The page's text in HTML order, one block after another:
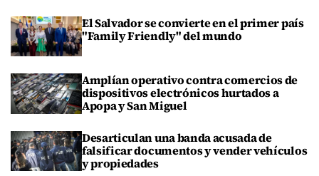
El Salvador se convierte en el primer país
"Family Friendly" del mundo
Amplían operativo contra comercios de
dispositivos electrónicos hurtados a
Apopa y San Miguel
Desarticulan una banda acusada de
falsificar documentos y vender vehículos
y propiedades